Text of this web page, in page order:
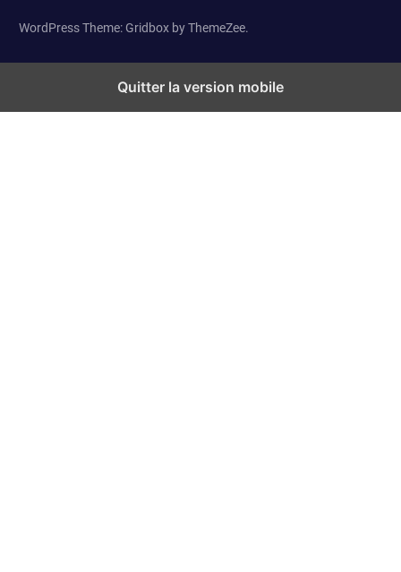
WordPress Theme: Gridbox by ThemeZee.
Quitter la version mobile